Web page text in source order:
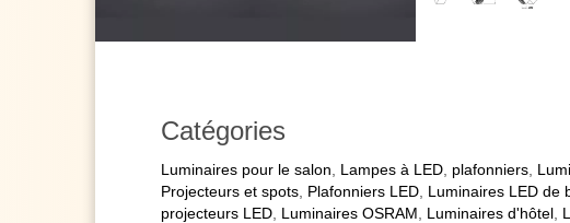
Catégories
Luminaires pour le salon Lampes à LED plafonniers
Projecteurs et spots Plafonniers LED Luminaires LED de
projecteurs LED Luminaires OSRAM Luminaires d'hôtel